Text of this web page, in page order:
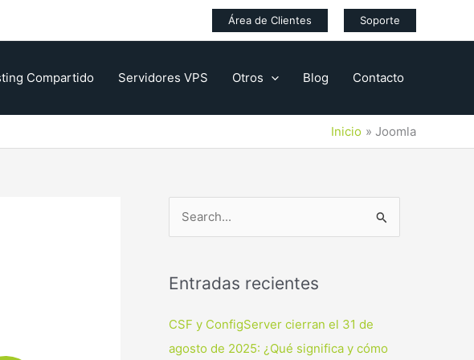
Área de Clientes Soporte
Compartido Servidores VPS Otros Blog Contacto
Inicio Joomla
c
a
Entradas recientes
CSF y ConfigServer cierran el 31 de
agosto de 2025: ¿Qué significa y cómo